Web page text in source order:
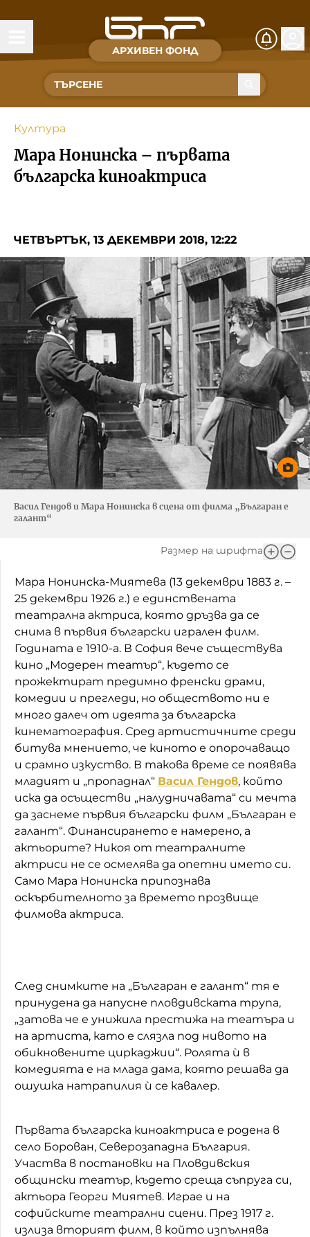
АРХИВЕН ФОНД
Времена и хора
Култура
Музика
Спорт
Съвет за електронни медии
БНР
БНР Новини
Детското.БНР
Култура
Мара Нонинска – първата
българска киноактриса
ЧЕТВЪРТЪК, 13 ДЕКЕМВРИ 2018, 12:22
Васил Гендов и Мара Нонинска в сцена от филма „Българан е
галант“
Размер на шрифта
Мара Нонинска-Миятева (13 декември 1883 г. –
25 декември 1926 г.) е единствената
театрална актриса, която дръзва да се
снима в първия български игрален филм.
Годината е 1910-а. В София вече съществува
кино „Модерен театър“, където се
прожектират предимно френски драми,
комедии и прегледи, но обществото ни е
много далеч от идеята за българска
кинематография. Сред артистичните среди
битува мнението, че киното е опорочаващо
и срамно изкуство. В такова време се появява
младият и „пропаднал“ Васил Гендов, който
иска да осъществи „налудничавата“ си мечта
да заснеме първия български филм „Българан е
галант“. Финансирането е намерено, а
актьорите? Никоя от театралните
актриси не се осмелява да опетни името си.
Само Мара Нонинска припознава
оскърбителното за времето прозвище
филмова актриса.
След снимките на „Българан е галант“ тя е
принудена да напусне пловдивската трупа,
„затова че е унижила престижа на театъра и
на артиста, като е слязла под нивото на
обикновените циркаджии“. Ролята ѝ в
комедията е на млада дама, която решава да
ошушка натрапилия ѝ се кавалер.
Първата българска киноактриса е родена в
село Борован, Северозападна България.
Участва в постановки на Пловдивския
общински театър, където среща съпруга си,
актьора Георги Миятев. Играе и на
софийските театрални сцени. През 1917 г.
излиза вторият филм, в който изпълнява